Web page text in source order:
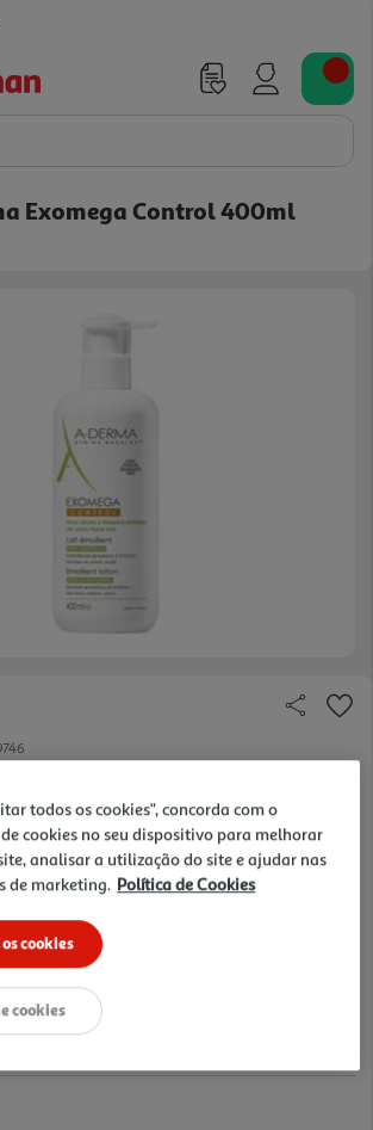
Exomega Control 400ml
todos os cookies", concorda com o
cookies no seu dispositivo para melhorar
analisar a utilização do site e ajudar nas
de marketing. Política de Cookies
cookies
cookies